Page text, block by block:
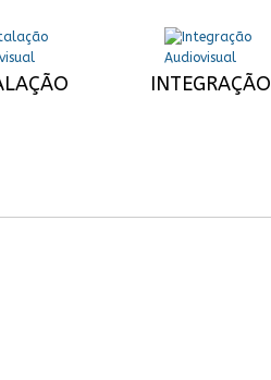
INTEGRAÇÃO